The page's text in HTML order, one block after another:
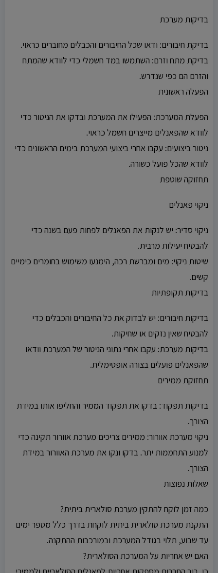
בדיקות מערכת
בדיקת חיבורים: ודאו שכל החיבורים והכבלים מחוברים כראוי.
בדיקת מתח וזרם: השתמשו במד חשמלי כדי לוודא שהמתח
והזרם הם כפי שנדרש.
הפעלה ראשונית
הפעלת המערכת: הפעילו את המערכת ובדקו את הניטור כדי
לוודא שהפאנלים מייצרים חשמל כראוי.
ניטור ביצועים: עקבו אחרי ביצועי המערכת בימים הראשונים כדי
לוודא שהכל פועל כשורה.
תחזוקה שוטפת
ניקוי פאנלים
ניקוי סדיר: יש לנקות את הפאנלים לפחות פעם בשנה כדי
להבטיח יעילות מרבית.
שיטות ניקוי: מים ומברשת רכה, הימנעו משימוש בחומרים כימיים
קשים.
בדיקות תקופתיות
בדיקות חיבורים: יש לבדוק את כל החיבורים והכבלים כדי
להבטיח שאין נזקים או שחיקות.
בדיקות מערכת: עקבו אחרי נתוני הניטור של המערכת וודאו
שהפאנלים פועלים בצורה אופטימלית.
תחזוקת ממירים
בדיקות תפקוד: בדקו את תפקוד הממיר והחליפו אותו במידת
הצורך.
ניקוי מערכת אוורור: ממירים צריכים מערכת אוורור תקינה כדי
למנוע התחממות יתר. בדקו ונקו את מערכת האוורור במידת
הצורך.
שאלות נפוצות
כמה זמן לוקח להתקין מערכת סולארית ביתית?
התקנת מערכת סולארית ביתית לוקחת בדרך כלל מספר ימים
עד שבוע, תלוי בגודל המערכת ובמורכבות ההתקנה.
האם יש אחריות על המערכת הסולארית?